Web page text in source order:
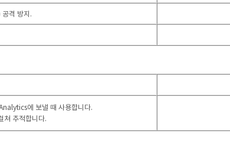
공격 방지.
에 보낼 때 사용합니다.
쳐 추적합니다.